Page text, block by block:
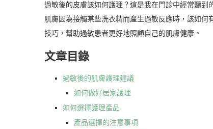
過敏後的皮膚該如何護理？這是我在門診中經常聽到
肌膚因為接觸某些洗衣精而產生過敏反應時，該如
技巧，幫助過敏患者更好地照顧自己的肌膚健康。
文章目錄
過敏後的肌膚護理建議
如何做好居家護理
如何選擇護理產品
產品選擇的注意事項